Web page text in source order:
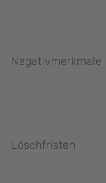
Negativmerkmale
Löschfristen